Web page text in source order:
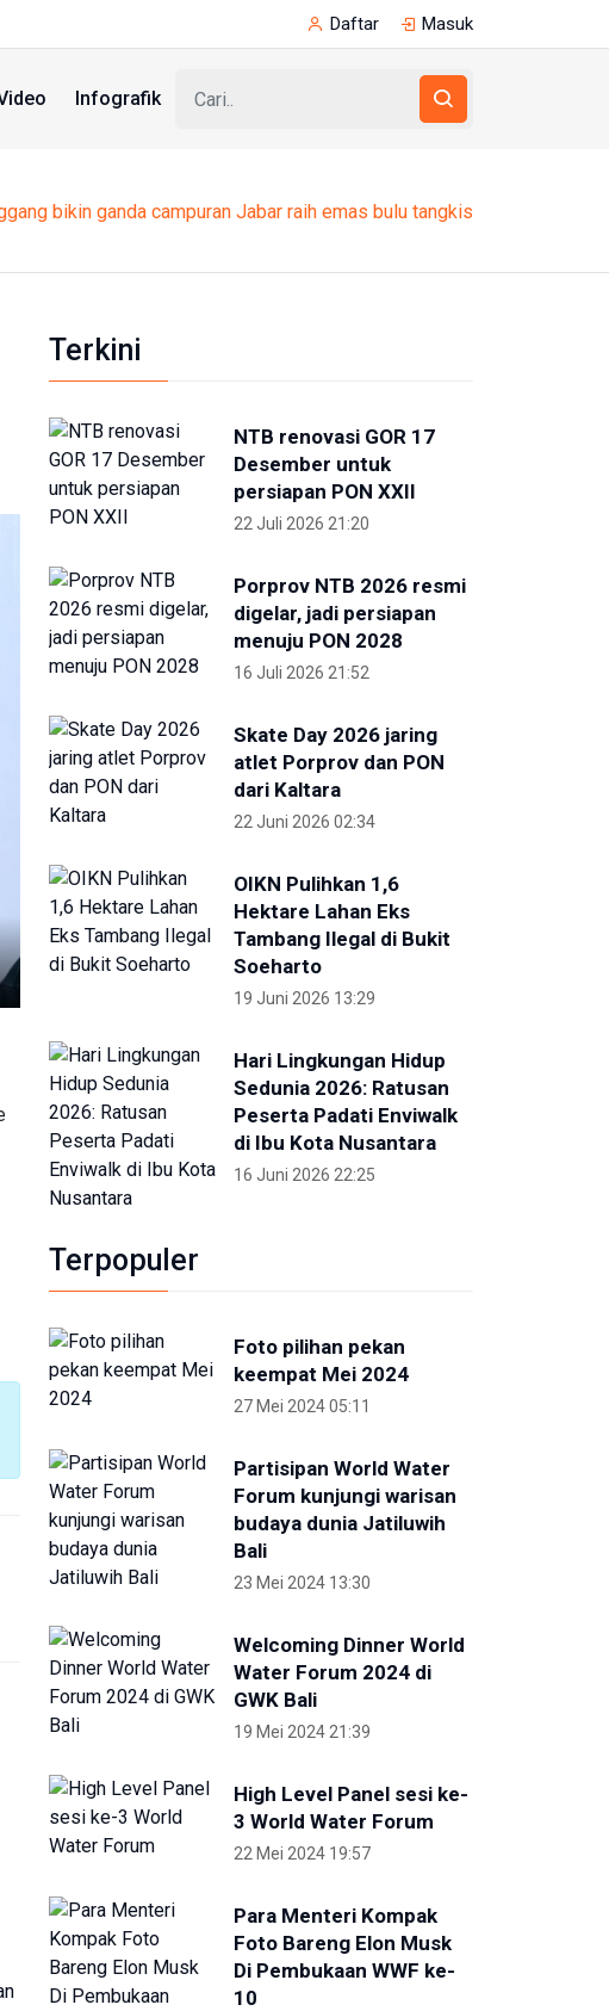
Daftar Masuk
Infografik
bikin ganda campuran Jabar raih emas bulu tangkis
fullscreen
Terkini
NTB renovasi GOR 17
Desember untuk
persiapan PON XXII
22 Juli 2026 21:20
Porprov NTB 2026 resmi
digelar, jadi persiapan
menuju PON 2028
16 Juli 2026 21:52
Skate Day 2026 jaring
atlet Porprov dan PON
dari Kaltara
22 Juni 2026 02:34
OIKN Pulihkan 1,6
Hektare Lahan Eks
Tambang Ilegal di Bukit
Soeharto
19 Juni 2026 13:29
Hari Lingkungan Hidup
Sedunia 2026: Ratusan
Peserta Padati Enviwalk
di Ibu Kota Nusantara
16 Juni 2026 22:25
Terpopuler
Foto pilihan pekan
keempat Mei 2024
27 Mei 2024 05:11
Partisipan World Water
Forum kunjungi warisan
budaya dunia Jatiluwih
Bali
23 Mei 2024 13:30
Welcoming Dinner World
Water Forum 2024 di
GWK Bali
19 Mei 2024 21:39
High Level Panel sesi ke-
3 World Water Forum
22 Mei 2024 19:57
Para Menteri Kompak
Foto Bareng Elon Musk
Di Pembukaan WWF ke-
10